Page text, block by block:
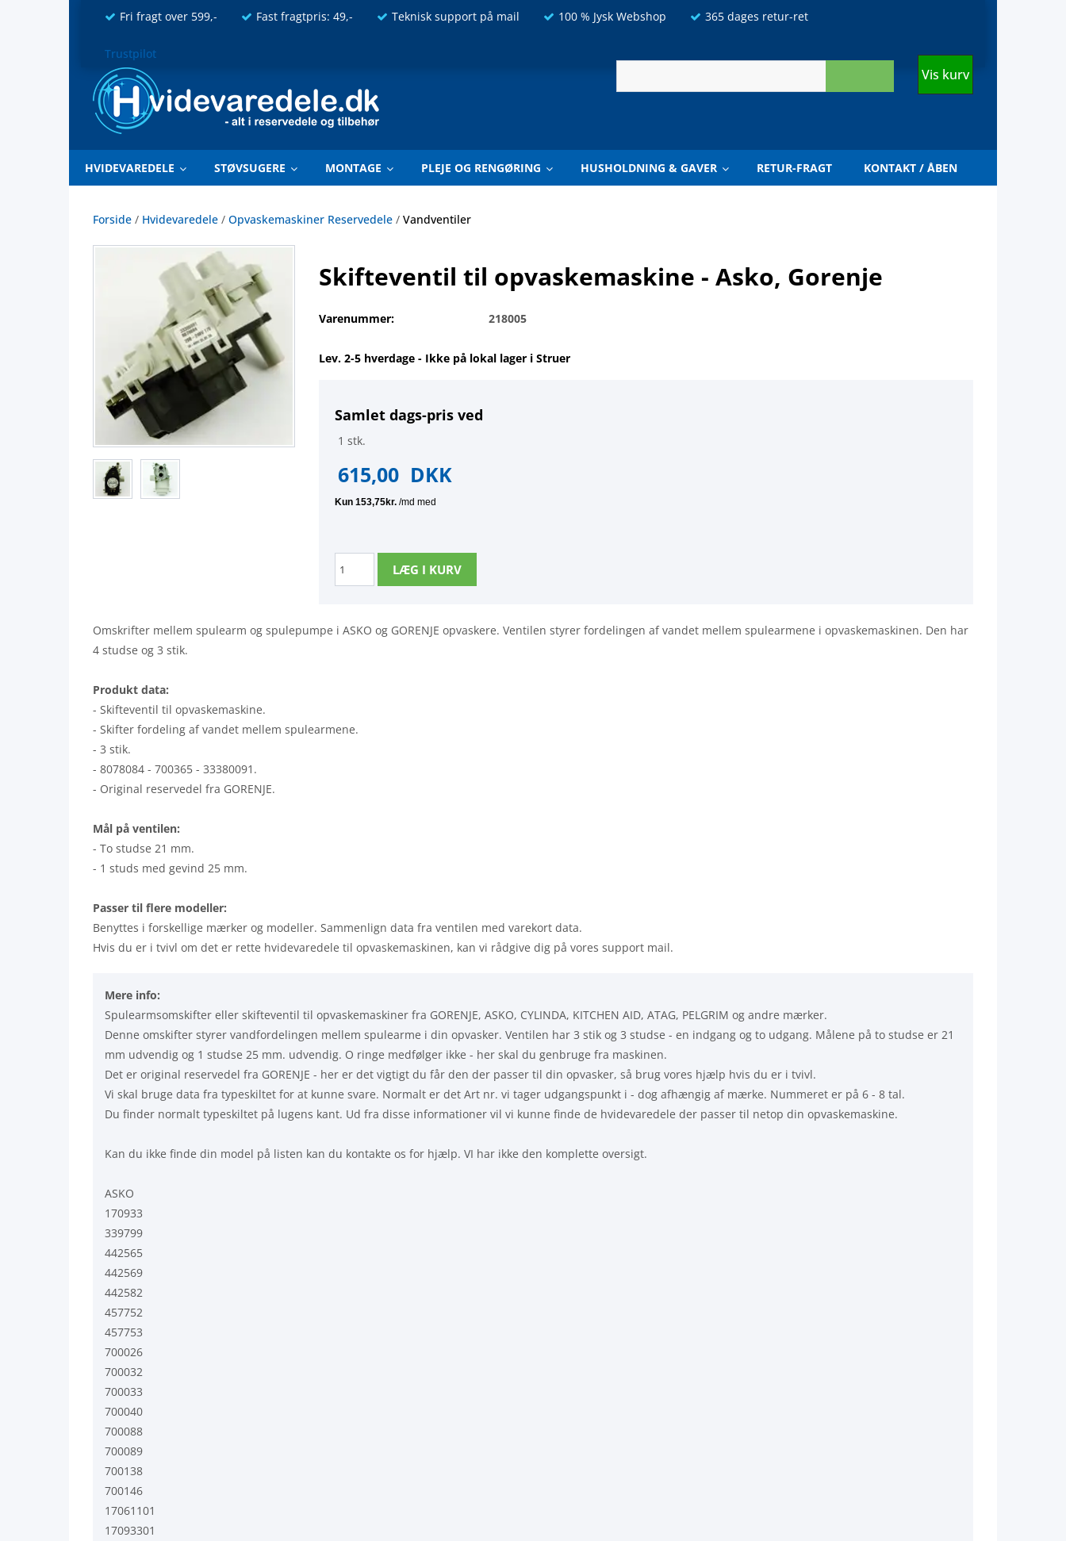
Fri fragt over 599,- Fast fragtpris: 49,- Teknisk support på mail 100 % Jysk Webshop 365 dages retur-ret
Trustpilot
Vis kurv
HVIDEVAREDELE STØVSUGERE MONTAGE PLEJE OG RENGØRING HUSHOLDNING & GAVER RETUR-FRAGT KONTAKT / ÅBEN
Forside / Hvidevaredele / Opvaskemaskiner Reservedele / Vandventiler
Skifteventil til opvaskemaskine - Asko, Gorenje
Varenummer: 218005
Lev. 2-5 hverdage - Ikke på lokal lager i Struer
Samlet dags-pris ved
1 stk.
615,00 DKK
Omskrifter mellem spulearm og spulepumpe i ASKO og GORENJE opvaskere. Ventilen styrer fordelingen af vandet mellem spulearmene i opvaskemaskinen. Den har
4 studse og 3 stik.
Produkt data:
- Skifteventil til opvaskemaskine.
- Skifter fordeling af vandet mellem spulearmene.
- 3 stik.
- 8078084 - 700365 - 33380091.
- Original reservedel fra GORENJE.
Mål på ventilen:
- To studse 21 mm.
- 1 studs med gevind 25 mm.
Passer til flere modeller:
Benyttes i forskellige mærker og modeller. Sammenlign data fra ventilen med varekort data.
Hvis du er i tvivl om det er rette hvidevaredele til opvaskemaskinen, kan vi rådgive dig på vores support mail.
Mere info:
Spulearmsomskifter eller skifteventil til opvaskemaskiner fra GORENJE, ASKO, CYLINDA, KITCHEN AID, ATAG, PELGRIM og andre mærker.
Denne omskifter styrer vandfordelingen mellem spulearme i din opvasker. Ventilen har 3 stik og 3 studse - en indgang og to udgang. Målene på to studse er 21
mm udvendig og 1 studse 25 mm. udvendig. O ringe medfølger ikke - her skal du genbruge fra maskinen.
Det er original reservedel fra GORENJE - her er det vigtigt du får den der passer til din opvasker, så brug vores hjælp hvis du er i tvivl.
Vi skal bruge data fra typeskiltet for at kunne svare. Normalt er det Art nr. vi tager udgangspunkt i - dog afhængig af mærke. Nummeret er på 6 - 8 tal.
Du finder normalt typeskiltet på lugens kant. Ud fra disse informationer vil vi kunne finde de hvidevaredele der passer til netop din opvaskemaskine.
Kan du ikke finde din model på listen kan du kontakte os for hjælp. VI har ikke den komplette oversigt.
ASKO
170933
339799
442565
442569
442582
457752
457753
700026
700032
700033
700040
700088
700089
700138
700146
17061101
17093301